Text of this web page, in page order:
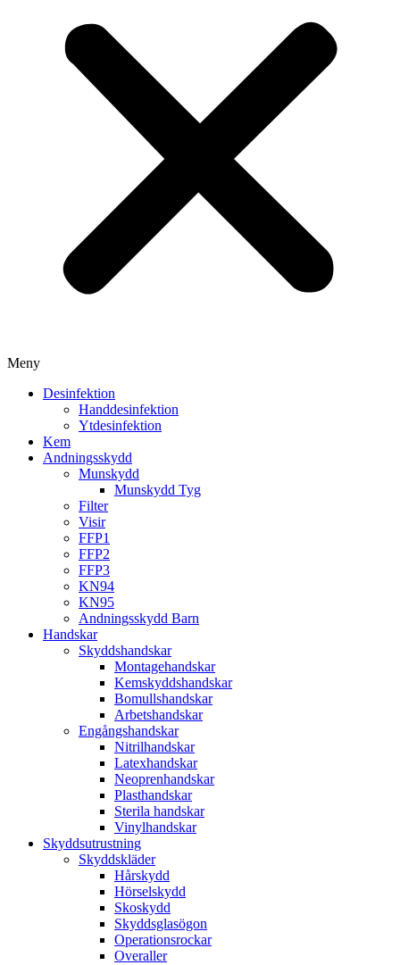
Meny
Desinfektion
Handdesinfektion
Ytdesinfektion
Kem
Andningsskydd
Munskydd
Munskydd Tyg
Filter
Visir
FFP1
FFP2
FFP3
KN94
KN95
Andningsskydd Barn
Handskar
Skyddshandskar
Montagehandskar
Kemskyddshandskar
Bomullshandskar
Arbetshandskar
Engångshandskar
Nitrilhandskar
Latexhandskar
Neoprenhandskar
Plasthandskar
Sterila handskar
Vinylhandskar
Skyddsutrustning
Skyddskläder
Hårskydd
Hörselskydd
Skoskydd
Skyddsglasögon
Operationsrockar
Overaller